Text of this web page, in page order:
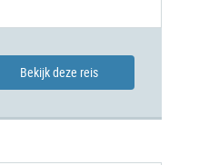
Bekijk deze reis